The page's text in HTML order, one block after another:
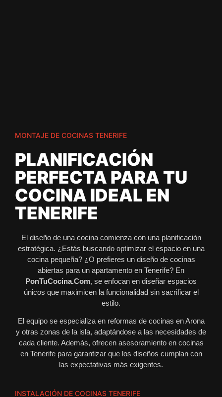
MONTAJE DE COCINAS TENERIFE
PLANIFICACIÓN
PERFECTA PARA TU
COCINA IDEAL EN
TENERIFE
El diseño de una cocina comienza con una planificación
estratégica. ¿Estás buscando optimizar el espacio en una
cocina pequeña? ¿O prefieres un diseño de cocinas
abiertas para un apartamento en Tenerife? En
PonTuCocina.Com, se enfocan en diseñar espacios
únicos que maximicen la funcionalidad sin sacrificar el
estilo.
El equipo se especializa en reformas de cocinas en Arona
y otras zonas de la isla, adaptándose a las necesidades de
cada cliente. Además, ofrecen asesoramiento en cocinas
en Tenerife para garantizar que los diseños cumplan con
las expectativas más exigentes.
INSTALACIÓN DE COCINAS TENERIFE